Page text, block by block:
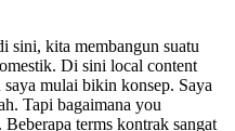
sini, kita membangun suatu
Di sini local content
mulai bikin konsep. Saya
Tapi bagaimana you
terms kontrak sangat